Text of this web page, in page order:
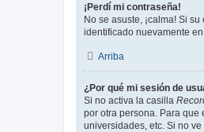
¡Perdí mi contraseña!
No se asuste, ¡calma! Si
identificado nuevamente
Arriba
¿Por qué mi sesión de
Si no activa la casilla
por otra persona. Para que
universidades, etc. Si no